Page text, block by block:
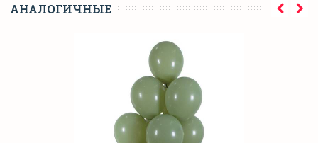
АНАЛОГИЧНЫЕ